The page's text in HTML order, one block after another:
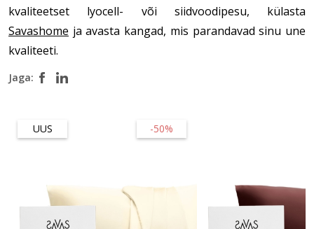
kvaliteetset lyocell- või siidvoodipesu, külasta
Savashome ja avasta kangad, mis parandavad sinu une
kvaliteeti.
Jaga:
-50%
UUS